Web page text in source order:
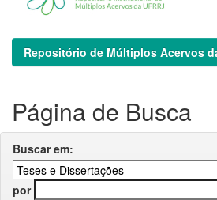
Repositório de Múltiplos Acervos
Página de Busca
Buscar em:
por